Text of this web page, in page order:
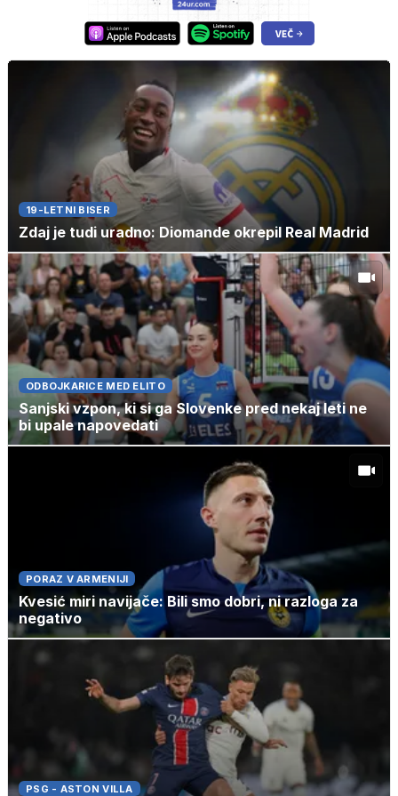
19-LETNI BISER
Zdaj je tudi uradno: Diomande okrepil Real Madrid
ODBOJKARICE MED ELITO
Sanjski vzpon, ki si ga Slovenke pred nekaj leti ne
bi upale napovedati
PORAZ V ARMENIJI
Kvesić miri navijače: Bili smo dobri, ni razloga za
negativo
PSG - ASTON VILLA